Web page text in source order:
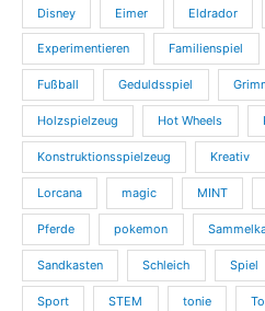
Disney Eimer Eldrador
Experimentieren Familienspiel
Fußball Geduldsspiel
Holzspielzeug Hot Wheels
Konstruktionsspielzeug Kreativ
Lorcana magic MINT
Pferde pokemon
Sandkasten Schleich Spiel
Sport STEM tonie